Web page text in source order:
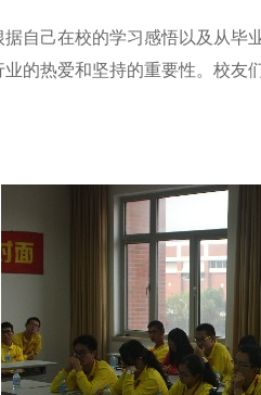
己在校的学习感悟以及从毕
的热爱和坚持的重要性。校